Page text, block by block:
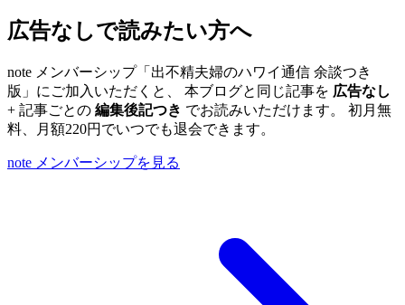
広告なしで読みたい方へ
note メンバーシップ「出不精夫婦のハワイ通信 余談つき
版」にご加入いただくと、 本ブログと同じ記事を 広告なし
+ 記事ごとの 編集後記つき でお読みいただけます。 初月無
料、月額220円でいつでも退会できます。
note メンバーシップを見る